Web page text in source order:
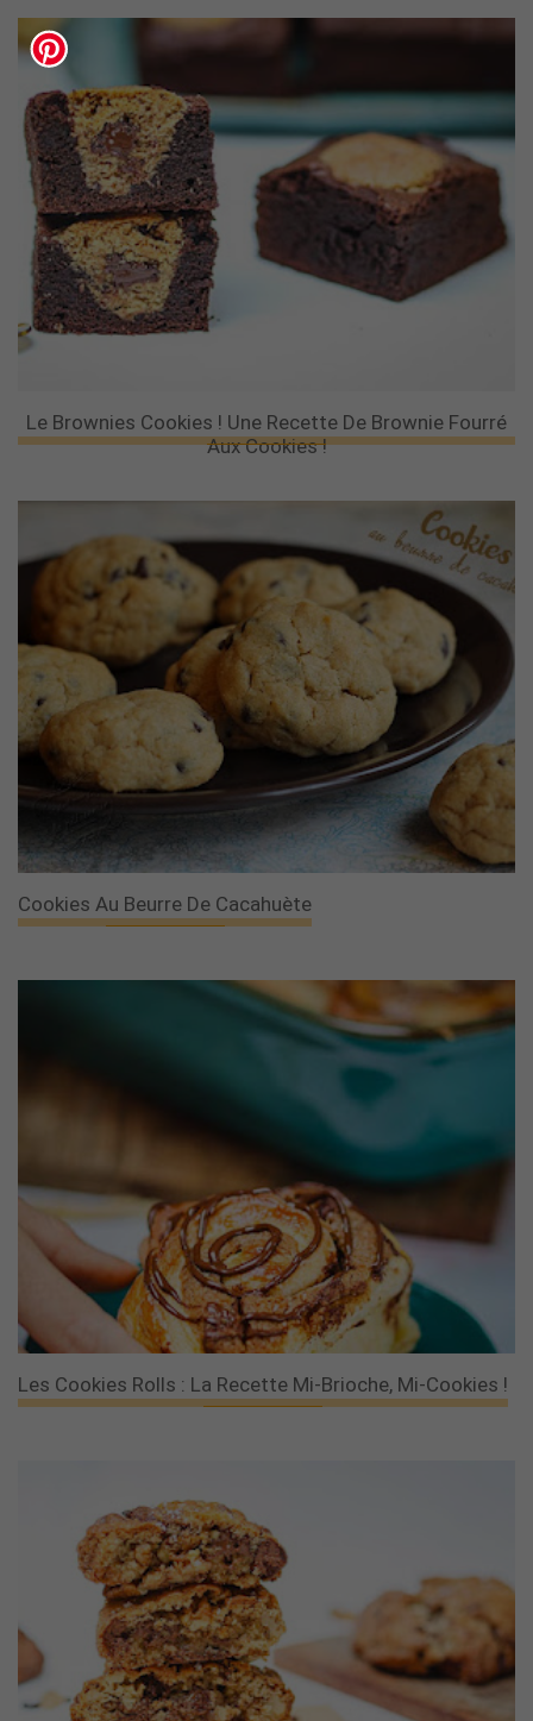
Le Brownies Cookies ! Une Recette De Brownie Fourré
Aux Cookies !
Cookies Au Beurre De Cacahuète
Les Cookies Rolls : La Recette Mi-Brioche, Mi-Cookies !